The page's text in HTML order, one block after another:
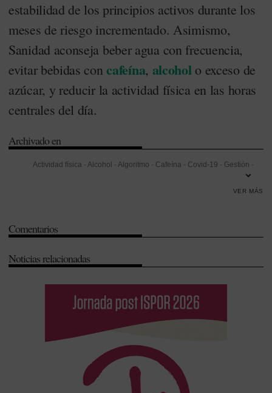
estabilidad de los principios activos durante los
meses de riesgo incrementado. Asimismo,
Sanidad aconseja beber agua con frecuencia,
evitar bebidas concafeína, alcoholo exceso de
azúcar, y reducir la actividad física en las horas
centrales del día.
Archivado en
Actividad física - Alcohol - Algoritmo - Cafeína - Covid-19 - Gestión -
VER MÁS
Comentarios
Noticias relacionadas